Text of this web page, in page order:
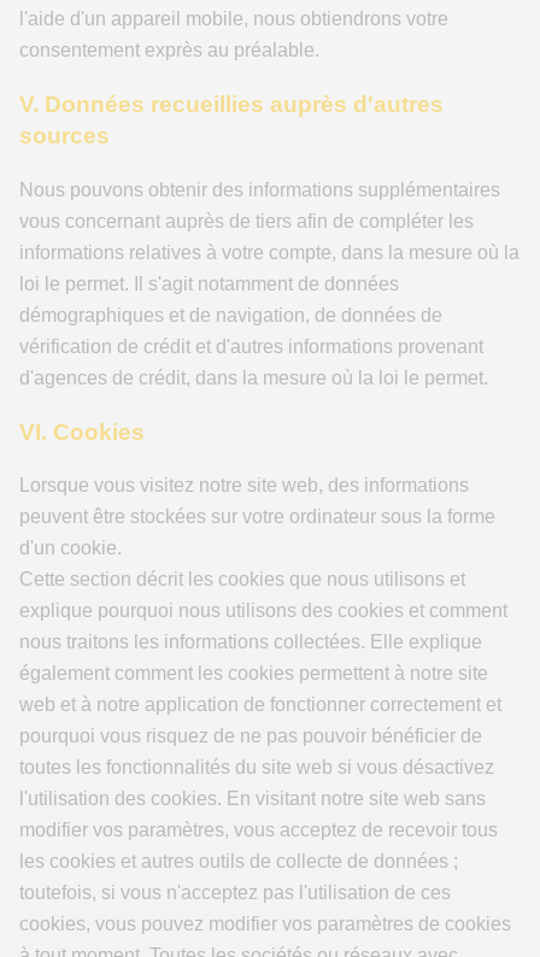
l'aide d'un appareil mobile, nous obtiendrons votre
consentement exprès au préalable.
V. Données recueillies auprès d'autres
sources
Nous pouvons obtenir des informations supplémentaires
vous concernant auprès de tiers afin de compléter les
informations relatives à votre compte, dans la mesure où la
loi le permet. Il s'agit notamment de données
démographiques et de navigation, de données de
vérification de crédit et d'autres informations provenant
d'agences de crédit, dans la mesure où la loi le permet.
VI. Cookies
Lorsque vous visitez notre site web, des informations
peuvent être stockées sur votre ordinateur sous la forme
d'un cookie.
Cette section décrit les cookies que nous utilisons et
explique pourquoi nous utilisons des cookies et comment
nous traitons les informations collectées. Elle explique
également comment les cookies permettent à notre site
web et à notre application de fonctionner correctement et
pourquoi vous risquez de ne pas pouvoir bénéficier de
toutes les fonctionnalités du site web si vous désactivez
l'utilisation des cookies. En visitant notre site web sans
modifier vos paramètres, vous acceptez de recevoir tous
les cookies et autres outils de collecte de données ;
toutefois, si vous n'acceptez pas l'utilisation de ces
cookies, vous pouvez modifier vos paramètres de cookies